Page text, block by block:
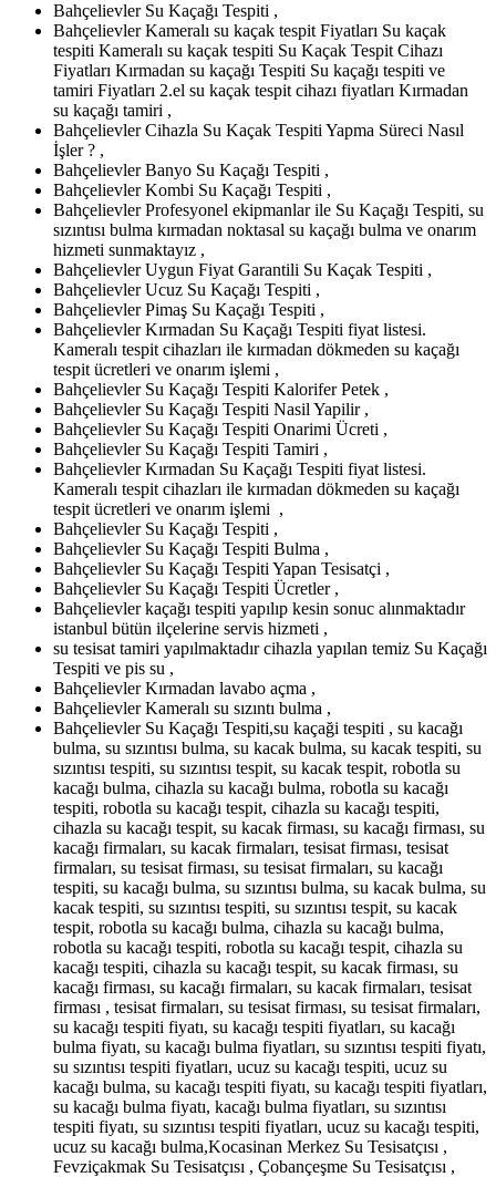
Bahçelievler Su Kaçağı Tespiti ,
Bahçelievler Kameralı su kaçak tespit Fiyatları Su kaçak
tespiti Kameralı su kaçak tespiti Su Kaçak Tespit Cihazı
Fiyatları Kırmadan su kaçağı Tespiti Su kaçağı tespiti ve
tamiri Fiyatları 2.el su kaçak tespit cihazı fiyatları Kırmadan
su kaçağı tamiri ,
Bahçelievler Cihazla Su Kaçak Tespiti Yapma Süreci Nasıl
İşler ? ,
Bahçelievler Banyo Su Kaçağı Tespiti ,
Bahçelievler Kombi Su Kaçağı Tespiti ,
Bahçelievler Profesyonel ekipmanlar ile Su Kaçağı Tespiti, su
sızıntısı bulma kırmadan noktasal su kaçağı bulma ve onarım
hizmeti sunmaktayız ,
Bahçelievler Uygun Fiyat Garantili Su Kaçak Tespiti ,
Bahçelievler Ucuz Su Kaçağı Tespiti ,
Bahçelievler Pimaş Su Kaçağı Tespiti ,
Bahçelievler Kırmadan Su Kaçağı Tespiti fiyat listesi.
Kameralı tespit cihazları ile kırmadan dökmeden su kaçağı
tespit ücretleri ve onarım işlemi ,
Bahçelievler Su Kaçağı Tespiti Kalorifer Petek ,
Bahçelievler Su Kaçağı Tespiti Nasil Yapilir ,
Bahçelievler Su Kaçağı Tespiti Onarimi Ücreti ,
Bahçelievler Su Kaçağı Tespiti Tamiri ,
Bahçelievler Kırmadan Su Kaçağı Tespiti fiyat listesi.
Kameralı tespit cihazları ile kırmadan dökmeden su kaçağı
tespit ücretleri ve onarım işlemi ,
Bahçelievler Su Kaçağı Tespiti ,
Bahçelievler Su Kaçağı Tespiti Bulma ,
Bahçelievler Su Kaçağı Tespiti Yapan Tesisatçi ,
Bahçelievler Su Kaçağı Tespiti Ücretler ,
Bahçelievler kaçağı tespiti yapılıp kesin sonuc alınmaktadır
istanbul bütün ilçelerine servis hizmeti ,
su tesisat tamiri yapılmaktadır cihazla yapılan temiz Su Kaçağı
Tespiti ve pis su ,
Bahçelievler Kırmadan lavabo açma ,
Bahçelievler Kameralı su sızıntı bulma ,
Bahçelievler Su Kaçağı Tespiti,su kaçaği tespiti , su kacağı
bulma, su sızıntısı bulma, su kacak bulma, su kacak tespiti, su
sızıntısı tespiti, su sızıntısı tespit, su kacak tespit, robotla su
kacağı bulma, cihazla su kacağı bulma, robotla su kacağı
tespiti, robotla su kacağı tespit, cihazla su kacağı tespiti,
cihazla su kacağı tespit, su kacak firması, su kacağı firması, su
kacağı firmaları, su kacak firmaları, tesisat firması, tesisat
firmaları, su tesisat firması, su tesisat firmaları, su kacağı
tespiti, su kacağı bulma, su sızıntısı bulma, su kacak bulma, su
kacak tespiti, su sızıntısı tespiti, su sızıntısı tespit, su kacak
tespit, robotla su kacağı bulma, cihazla su kacağı bulma,
robotla su kacağı tespiti, robotla su kacağı tespit, cihazla su
kacağı tespiti, cihazla su kacağı tespit, su kacak firması, su
kacağı firması, su kacağı firmaları, su kacak firmaları, tesisat
firması , tesisat firmaları, su tesisat firması, su tesisat firmaları,
su kacağı tespiti fiyatı, su kacağı tespiti fiyatları, su kacağı
bulma fiyatı, su kacağı bulma fiyatları, su sızıntısı tespiti fiyatı,
su sızıntısı tespiti fiyatları, ucuz su kacağı tespiti, ucuz su
kacağı bulma, su kacağı tespiti fiyatı, su kacağı tespiti fiyatları,
su kacağı bulma fiyatı, kacağı bulma fiyatları, su sızıntısı
tespiti fiyatı, su sızıntısı tespiti fiyatları, ucuz su kacağı tespiti,
ucuz su kacağı bulma,Kocasinan Merkez Su Tesisatçısı ,
Fevziçakmak Su Tesisatçısı , Çobançeşme Su Tesisatçısı ,